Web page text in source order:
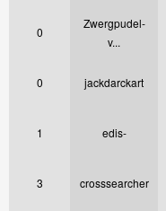
0
Zwergpudel-
v...
0 jackdarckart
1 edis-
3 crosssearcher